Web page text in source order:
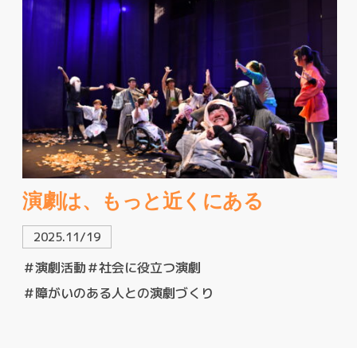
演劇は、もっと近くにある
2025.11/19
＃演劇活動＃社会に役立つ演劇
＃障がいのある人との演劇づくり